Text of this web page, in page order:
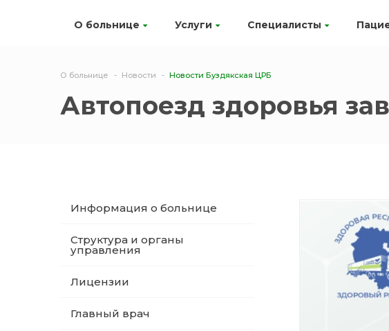
О больнице Услуги Специалисты
О больнице Новости Новости Буздякская ЦРБ
Автопоезд здоровья
Информация о больнице
Структура и органы
управления
Лицензии
Главный врач